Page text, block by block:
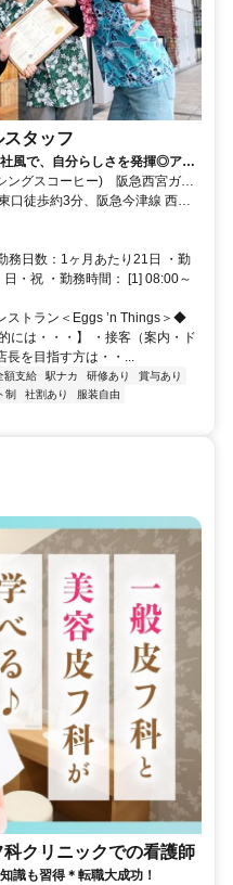
タッフ
風で、自分らしさを発揮◎アイ
ングスコーヒー) 阪急西宮ガー
口徒歩約3分、阪急今津線 西宮
北口南東口徒歩約3分 西宮北口
分
務日数：1ヶ月あたり21日 ・勤
・祝 ・勤務時間： [1] 08:00～
ストラン＜Eggs ’n Things＞◆
には・・・】 ・接客（案内・ド
長を目指す方は・・...
額支給 駅ナカ 研修あり
賞与あり
制 社割あり
服装自由
クリニックでの看護師
識も習得＊転職大成功！